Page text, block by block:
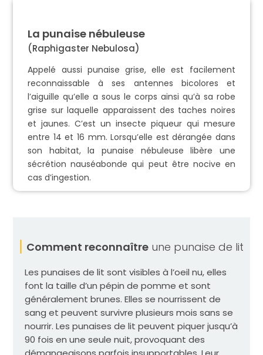
La punaise nébuleuse
(Raphigaster Nebulosa)
Appelé aussi punaise grise, elle est facilement
reconnaissable à ses antennes bicolores et
l’aiguille qu’elle a sous le corps ainsi qu’à sa robe
grise sur laquelle apparaissent des taches noires
et jaunes. C’est un insecte piqueur qui mesure
entre 14 et 16 mm. Lorsqu’elle est dérangée dans
son habitat, la punaise nébuleuse libère une
sécrétion nauséabonde qui peut être nocive en
cas d’ingestion.
Comment reconnaîtreune punaise de lit
Les punaises de lit sont visibles à l’oeil nu, elles
font la taille d’un pépin de pomme et sont
généralement brunes. Elles se nourrissent de
sang et peuvent survivre plusieurs mois sans se
nourrir. Les punaises de lit peuvent piquer jusqu’à
90 fois en une seule nuit, provoquant des